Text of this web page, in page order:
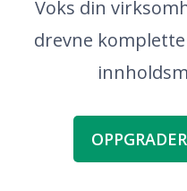
Voks din
drevne